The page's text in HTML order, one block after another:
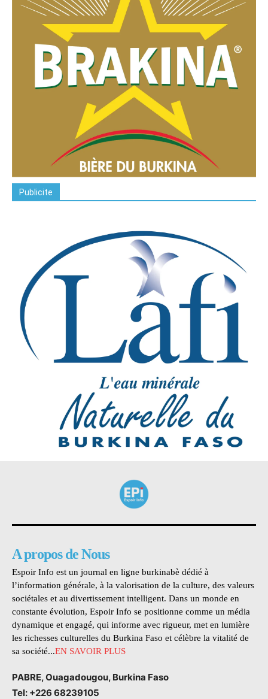
Publicite
A propos de Nous
Espoir Info est un journal en ligne burkinabè dédié à
l’information générale, à la valorisation de la culture, des valeurs
sociétales et au divertissement intelligent. Dans un monde en
constante évolution, Espoir Info se positionne comme un média
dynamique et engagé, qui informe avec rigueur, met en lumière
les richesses culturelles du Burkina Faso et célèbre la vitalité de
sa société...EN SAVOIR PLUS
PABRE, Ouagadougou, Burkina Faso
Tel: +226 68239105